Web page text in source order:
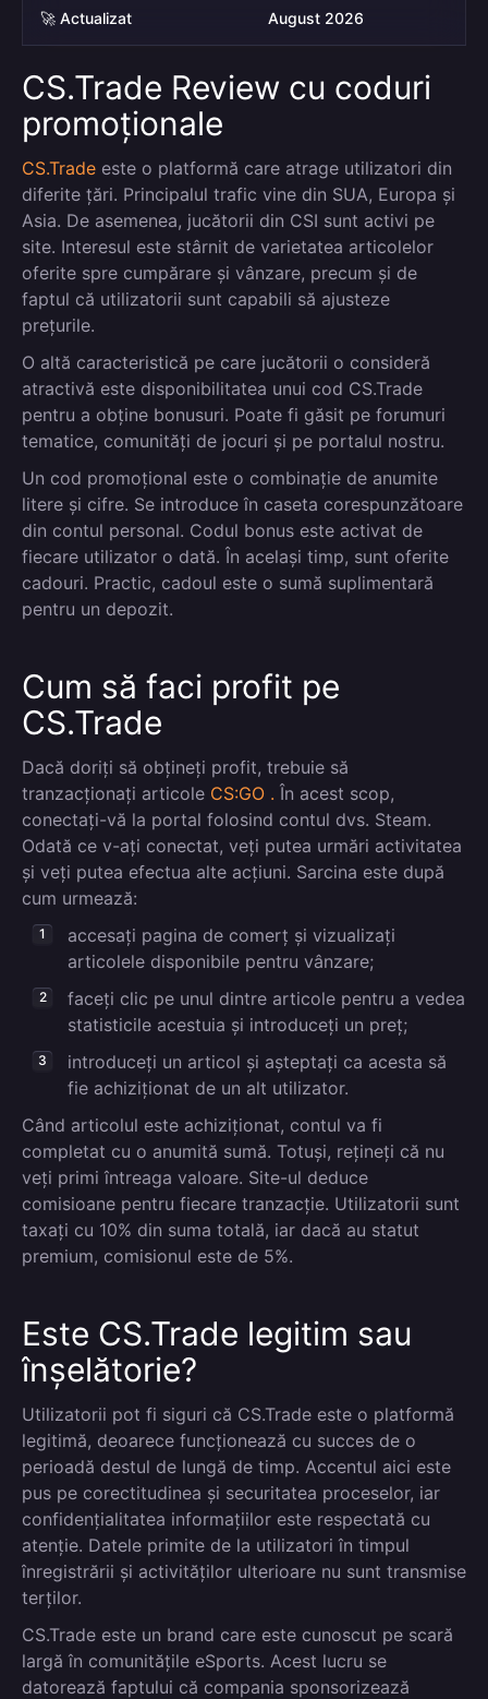
🚀 Actualizat August 2026
CS.Trade Review cu coduri
promoționale
CS.Trade este o platformă care atrage utilizatori din
diferite țări. Principalul trafic vine din SUA, Europa și
Asia. De asemenea, jucătorii din CSI sunt activi pe
site. Interesul este stârnit de varietatea articolelor
oferite spre cumpărare și vânzare, precum și de
faptul că utilizatorii sunt capabili să ajusteze
prețurile.
O altă caracteristică pe care jucătorii o consideră
atractivă este disponibilitatea unui cod CS.Trade
pentru a obține bonusuri. Poate fi găsit pe forumuri
tematice, comunități de jocuri și pe portalul nostru.
Un cod promoțional este o combinație de anumite
litere și cifre. Se introduce în caseta corespunzătoare
din contul personal. Codul bonus este activat de
fiecare utilizator o dată. În același timp, sunt oferite
cadouri. Practic, cadoul este o sumă suplimentară
pentru un depozit.
Cum să faci profit pe
CS.Trade
Dacă doriți să obțineți profit, trebuie să
tranzacționați articole CS:GO . În acest scop,
conectați-vă la portal folosind contul dvs. Steam.
Odată ce v-ați conectat, veți putea urmări activitatea
și veți putea efectua alte acțiuni. Sarcina este după
cum urmează:
accesați pagina de comerț și vizualizați
articolele disponibile pentru vânzare;
faceți clic pe unul dintre articole pentru a vedea
statisticile acestuia și introduceți un preț;
introduceți un articol și așteptați ca acesta să
fie achiziționat de un alt utilizator.
Când articolul este achiziționat, contul va fi
completat cu o anumită sumă. Totuși, rețineți că nu
veți primi întreaga valoare. Site-ul deduce
comisioane pentru fiecare tranzacție. Utilizatorii sunt
taxați cu 10% din suma totală, iar dacă au statut
premium, comisionul este de 5%.
Este CS.Trade legitim sau
înșelătorie?
Utilizatorii pot fi siguri că CS.Trade este o platformă
legitimă, deoarece funcționează cu succes de o
perioadă destul de lungă de timp. Accentul aici este
pus pe corectitudinea și securitatea proceselor, iar
confidențialitatea informațiilor este respectată cu
atenție. Datele primite de la utilizatori în timpul
înregistrării și activităților ulterioare nu sunt transmise
terților.
CS.Trade este un brand care este cunoscut pe scară
largă în comunitățile eSports. Acest lucru se
datorează faptului că compania sponsorizează